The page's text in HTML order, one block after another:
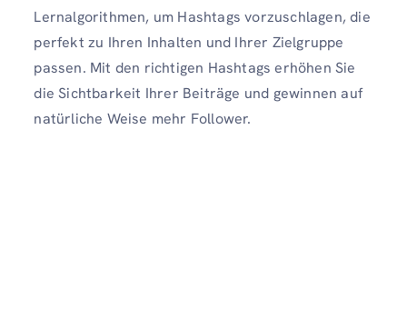
Lernalgorithmen, um Hashtags vorzuschlagen, die
perfekt zu Ihren Inhalten und Ihrer Zielgruppe
passen. Mit den richtigen Hashtags erhöhen Sie
die Sichtbarkeit Ihrer Beiträge und gewinnen auf
natürliche Weise mehr Follower.